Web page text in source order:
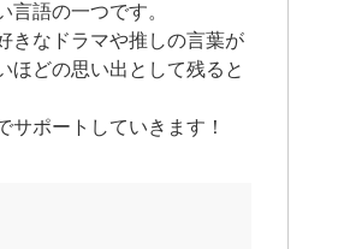
語の一つです。
きなドラマや推しの言葉が
ほどの思い出として残ると
ポートしていきます！